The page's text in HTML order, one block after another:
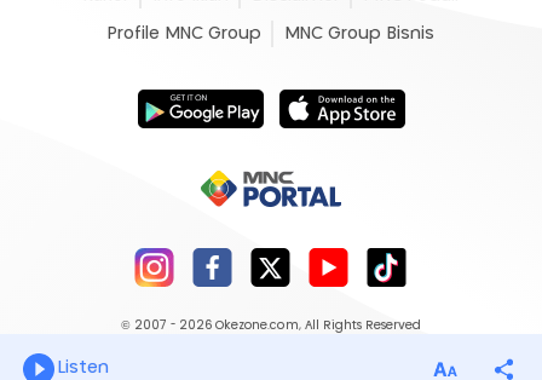
Profile MNC Group MNC Group Bisnis
© 2007 - 2026 Okezone.com, All Rights Reserved
Listen